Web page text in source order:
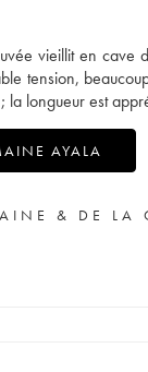
vieillit en
tension,
la longueur est
AYALA
& DE LA